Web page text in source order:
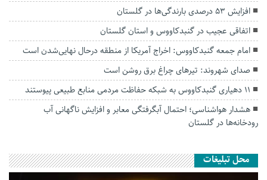
افزایش ۵۳ درصدی بارندگی‌ها در گلستان
اتفاقی عجیب در‌ گنبدکاووس و استان گلستان
امام جمعه گنبدکاووس: اخراج آمریکا از منطقه درحال نهایی‌شدن است
صدای شهروند: تیرهای چراغ برق روشن است
۱۱ دهیاری گنبدکاووس به شبکه حفاظت مردمی منابع طبیعی پیوستند
هشدار هواشناسی؛ احتمال آبگرفتگی معابر و افزایش ناگهانی آب
رودخانه‌ها در گلستان
محل تبلیغات